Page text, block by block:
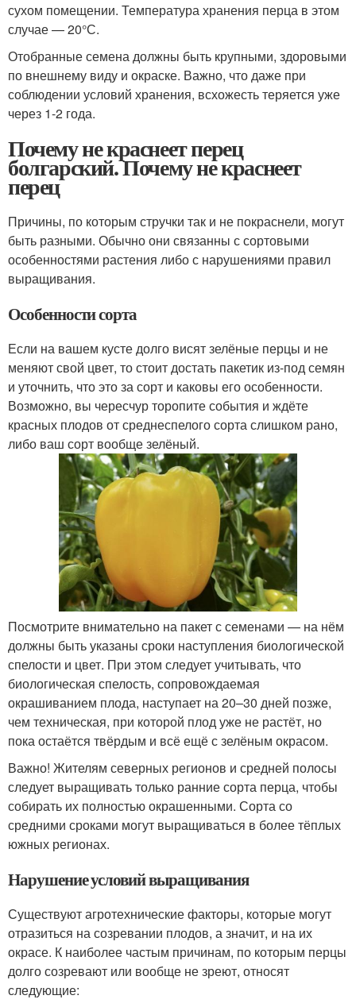
сухом помещении. Температура хранения перца в этом
случае — 20°С.
Отобранные семена должны быть крупными, здоровыми
по внешнему виду и окраске. Важно, что даже при
соблюдении условий хранения, всхожесть теряется уже
через 1-2 года.
Почему не краснеет перец
болгарский. Почему не краснеет
перец
Причины, по которым стручки так и не покраснели, могут
быть разными. Обычно они связанны с сортовыми
особенностями растения либо с нарушениями правил
выращивания.
Особенности сорта
Если на вашем кусте долго висят зелёные перцы и не
меняют свой цвет, то стоит достать пакетик из-под семян
и уточнить, что это за сорт и каковы его особенности.
Возможно, вы чересчур торопите события и ждёте
красных плодов от среднеспелого сорта слишком рано,
либо ваш сорт вообще зелёный.
Посмотрите внимательно на пакет с семенами — на нём
должны быть указаны сроки наступления биологической
спелости и цвет. При этом следует учитывать, что
биологическая спелость, сопровождаемая
окрашиванием плода, наступает на 20–30 дней позже,
чем техническая, при которой плод уже не растёт, но
пока остаётся твёрдым и всё ещё с зелёным окрасом.
Важно! Жителям северных регионов и средней полосы
следует выращивать только ранние сорта перца, чтобы
собирать их полностью окрашенными. Сорта со
средними сроками могут выращиваться в более тёплых
южных регионах.
Нарушение условий выращивания
Существуют агротехнические факторы, которые могут
отразиться на созревании плодов, а значит, и на их
окрасе. К наиболее частым причинам, по которым перцы
долго созревают или вообще не зреют, относят
следующие: